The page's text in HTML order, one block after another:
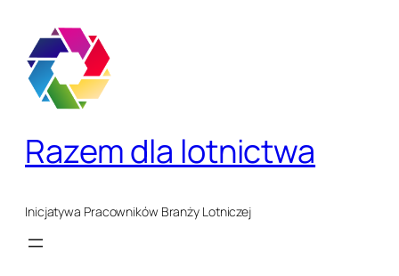
treści
Razem dla lotnictwa
Inicjatywa Pracowników Branży Lotniczej